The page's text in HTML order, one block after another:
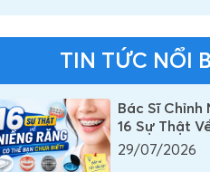
TIN TỨC NỔI
Bác Sĩ Chỉnh
16 Sự Thật
Mà Rất
Đang Hiểu Sai
29/07/2026